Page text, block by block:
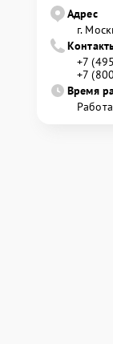
Адрес
г.
+7
+7
Время